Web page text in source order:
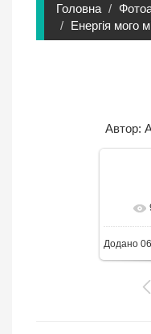
Головна
Енергія мого
Автор:
Додано